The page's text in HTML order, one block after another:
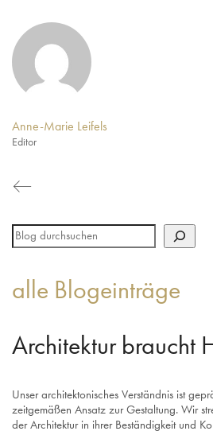
Anne-Marie Leifels
Editor
alle Blogeinträge
Architektur braucht
Unser architektonisches Verständnis ist
zeitgemäßen Ansatz zur Gestaltung. Wir
der Architektur in ihrer Beständigkeit und